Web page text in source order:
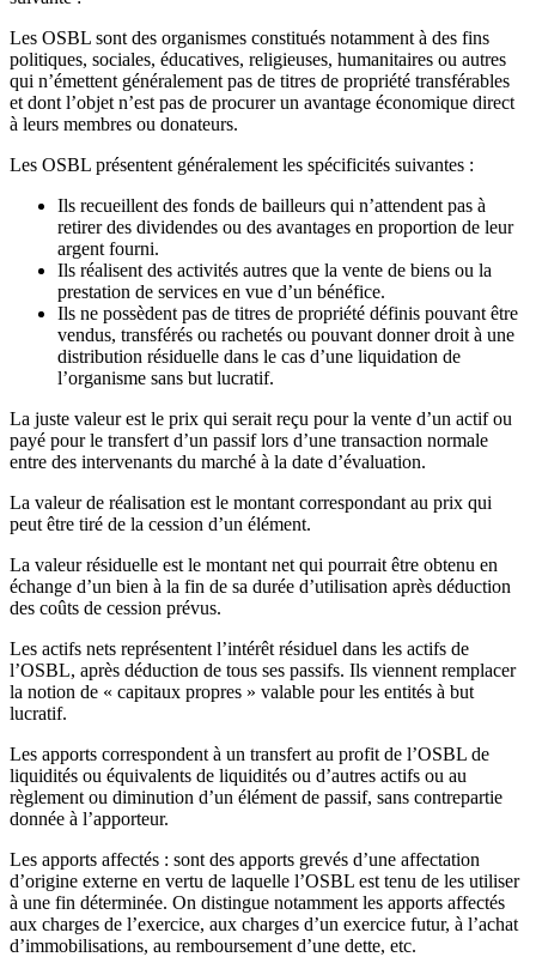
Les OSBL sont des organismes constitués notamment à des fins
politiques, sociales, éducatives, religieuses, humanitaires ou autres
qui n’émettent généralement pas de titres de propriété transférables
et dont l’objet n’est pas de procurer un avantage économique direct
à leurs membres ou donateurs.
Les OSBL présentent généralement les spécificités suivantes :
Ils recueillent des fonds de bailleurs qui n’attendent pas à
retirer des dividendes ou des avantages en proportion de leur
argent fourni.
Ils réalisent des activités autres que la vente de biens ou la
prestation de services en vue d’un bénéfice.
Ils ne possèdent pas de titres de propriété définis pouvant être
vendus, transférés ou rachetés ou pouvant donner droit à une
distribution résiduelle dans le cas d’une liquidation de
l’organisme sans but lucratif.
La juste valeur est le prix qui serait reçu pour la vente d’un actif ou
payé pour le transfert d’un passif lors d’une transaction normale
entre des intervenants du marché à la date d’évaluation.
La valeur de réalisation est le montant correspondant au prix qui
peut être tiré de la cession d’un élément.
La valeur résiduelle est le montant net qui pourrait être obtenu en
échange d’un bien à la fin de sa durée d’utilisation après déduction
des coûts de cession prévus.
Les actifs nets représentent l’intérêt résiduel dans les actifs de
l’OSBL, après déduction de tous ses passifs. Ils viennent remplacer
la notion de « capitaux propres » valable pour les entités à but
lucratif.
Les apports correspondent à un transfert au profit de l’OSBL de
liquidités ou équivalents de liquidités ou d’autres actifs ou au
règlement ou diminution d’un élément de passif, sans contrepartie
donnée à l’apporteur.
Les apports affectés : sont des apports grevés d’une affectation
d’origine externe en vertu de laquelle l’OSBL est tenu de les utiliser
à une fin déterminée. On distingue notamment les apports affectés
aux charges de l’exercice, aux charges d’un exercice futur, à l’achat
d’immobilisations, au remboursement d’une dette, etc.